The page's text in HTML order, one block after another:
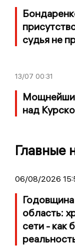
судья не
13/07 00:31
над
Главные
06/08/2026
область:
сети - как